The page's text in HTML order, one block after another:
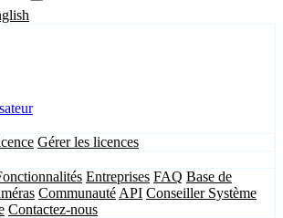
Gérer les licences
Entreprises FAQ Base de
Communauté API Conseiller Système
Contactez-nous